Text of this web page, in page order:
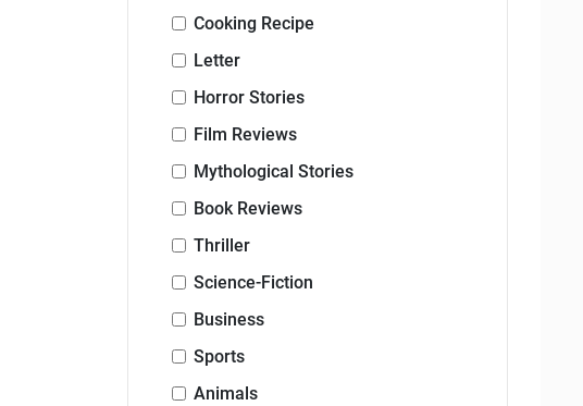
Cooking Recipe
Letter
Horror Stories
Film Reviews
Mythological Stories
Book Reviews
Thriller
Science-Fiction
Business
Sports
Animals